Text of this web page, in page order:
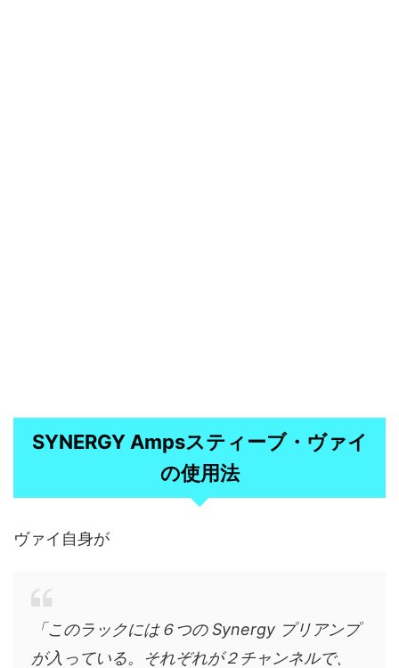
SYNERGY Ampsスティーブ・ヴァイ
の使用法
ヴァイ自身が
「このラックには６つの Synergy プリアンプ
が入っている。それぞれが２チャンネルで、